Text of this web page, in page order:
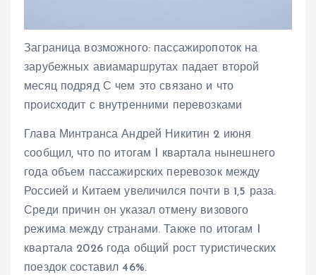
Заграница возможного: пассажиропоток на
зарубежных авиамаршрутах падает второй
месяц подряд С чем это связано и что
происходит с внутренними перевозками
Глава Минтранса Андрей Никитин 2 июня
сообщил, что по итогам I квартала нынешнего
года объем пассажирских перевозок между
Россией и Китаем увеличился почти в 1,5 раза.
Среди причин он указал отмену визового
режима между странами. Также по итогам I
квартала 2026 года общий рост туристических
поездок составил 46%.